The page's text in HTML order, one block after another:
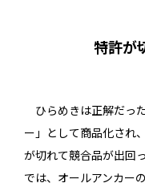
特許が
ひらめきは正解だっ
ー」として商品化され
が切れて競合品が出回
では、オールアンカー